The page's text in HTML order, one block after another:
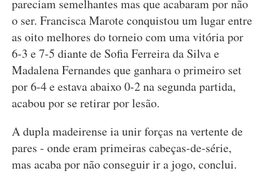
pareciam semelhantes mas que acabaram por não
o ser. Francisca Marote conquistou um lugar entre
as oito melhores do torneio com uma vitória por
6-3 e 7-5 diante de Sofia Ferreira da Silva e
Madalena Fernandes que ganhara o primeiro set
por 6-4 e estava abaixo 0-2 na segunda partida,
acabou por se retirar por lesão.
A dupla madeirense ia unir forças na vertente de
pares - onde eram primeiras cabeças-de-série,
mas acaba por não conseguir ir a jogo, conclui.